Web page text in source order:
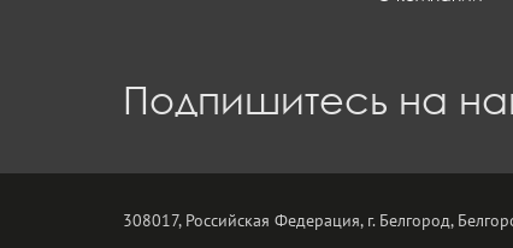
Подпишитесь на
308017, Российская Федерация, г. Белгород,